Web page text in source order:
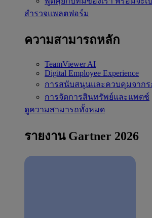
สำรวจแพลตฟอร์ม
ความสามารถหลัก
TeamViewer AI
Digital Employee Experience
การสนับสนุนและควบคุมจากร
การจัดการสินทรัพย์และแพตช์
ดูความสามารถทั้งหมด
รายงาน Gartner 2026